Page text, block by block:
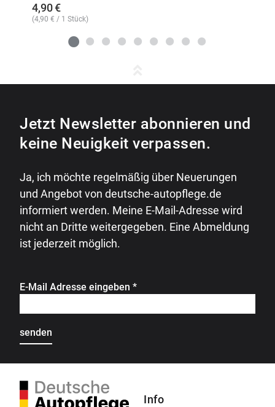
4,90€
(4,90 € / 1 Stück)
Jetzt Newsletter abonnieren und
keine Neuigkeit verpassen.
Ja, ich möchte regelmäßig über Neuerungen
und Angebot von deutsche-autopflege.de
informiert werden. Meine E-Mail-Adresse wird
nicht an Dritte weitergegeben. Eine Abmeldung
ist jederzeit möglich.
E-Mail Adresse eingeben*
Info